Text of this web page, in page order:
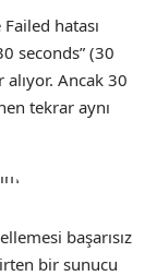
hatası
seconds” (30
Ancak 30
tekrar aynı
başarısız
bir sunucu